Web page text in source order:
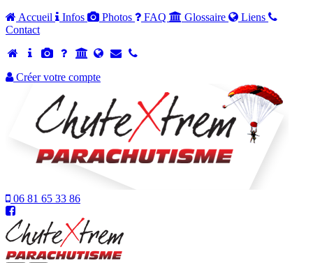
Accueil Infos Photos FAQ Glossaire
Liens
Contact
Créer votre compte
06 81 65 33 86
-